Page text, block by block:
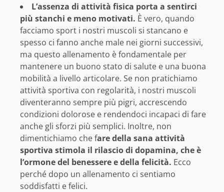
L’assenza di attività fisica porta a sentirci
più stanchi e meno motivati. È vero, quando
facciamo sport i nostri muscoli si stancano e
spesso ci fanno anche male nei giorni successivi,
ma questo allenamento è fondamentale per
mantenere un buono stato di salute e una buona
mobilità a livello articolare. Se non pratichiamo
attività sportiva con regolarità, i nostri muscoli
diventeranno sempre più pigri, accrescendo
condizioni dolorose e rendendoci incapaci di fare
anche gli sforzi più semplici. Inoltre, non
dimentichiamo che fare della sana attività
sportiva stimola il rilascio di dopamina, che è
l’ormone del benessere e della felicità. Ecco
perché dopo un allenamento ci sentiamo
soddisfatti e felici.